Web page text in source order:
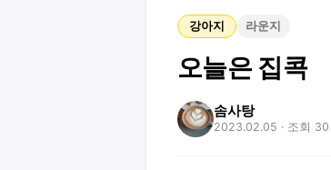
강아지 라운지
오늘은 집콕
솜사탕
2023.02.05 · 조회 30